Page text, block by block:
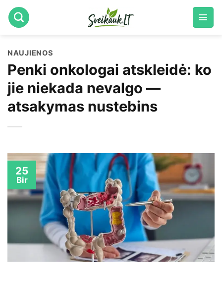
Skip
to
NAUJIENOS
Penki onkologai atskleidė: ko
jie niekada nevalgo —
atsakymas nustebins
25
Bir